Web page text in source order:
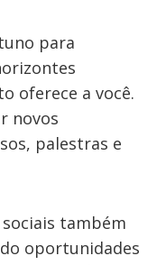
para
oferece a você.
novos
palestras e
também
oportunidades